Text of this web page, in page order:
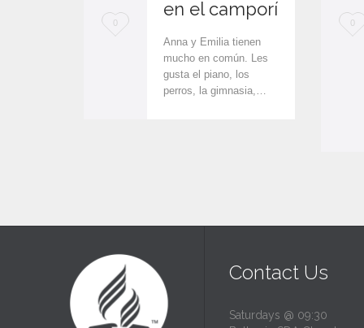
L0
en el camporí
Anna y Emilia tienen
mucho en común. Les
gusta el piano, los
perros, la gimnasia,…
L0
Contact Us
Saturdays @ 09:30